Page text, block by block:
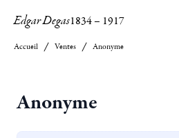
Edgar Degas1834– 1917
Accueil Ventes Anonyme
Anonyme